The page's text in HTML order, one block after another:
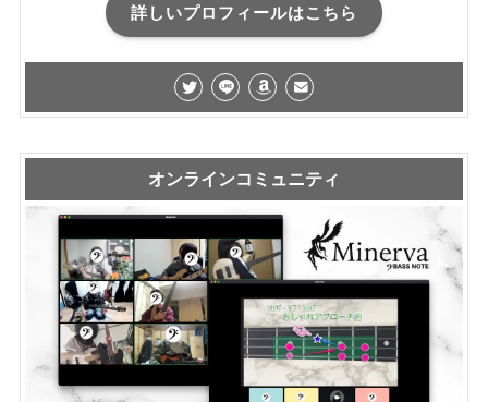
詳しいプロフィールはこちら
オンラインコミュニティ